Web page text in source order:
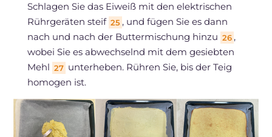
Schlagen Sie das Eiweiß mit den elektrischen
Rührgeräten steif 25 , und fügen Sie es dann
nach und nach der Buttermischung hinzu 26 ,
wobei Sie es abwechselnd mit dem gesiebten
Mehl 27 unterheben. Rühren Sie, bis der Teig
homogen ist.